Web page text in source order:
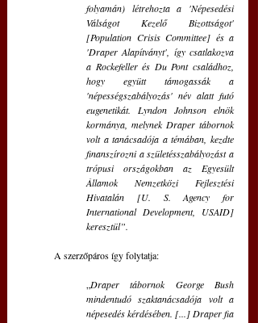
folyamán) létrehozta a 'Népesedési
Válságot Kezelő Bizottságot'
[Population Crisis Committee] és a
'Draper Alapítványt', így csatlakozva
a Rockefeller és Du Pont családhoz,
hogy együtt támogassák a
'népességszabályozás' név alatt futó
eugenetikát. Lyndon Johnson elnök
kormánya, melynek Draper tábornok
volt a tanácsadója a témában, kezdte
finanszírozni a születésszabályozást a
trópusi országokban az Egyesült
Államok Nemzetközi Fejlesztési
Hivatalán [U. S. Agency for
International Development, USAID]
keresztül”.
	A szerzőpáros így folytatja:
„ Draper tábornok George Bush
mindentudó szaktanácsadója volt a
népesedés kérdésében. [...] Draper fia